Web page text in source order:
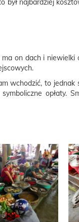
najbardziej
on dach i niewielki
wchodzić, to jednak
opłaty.